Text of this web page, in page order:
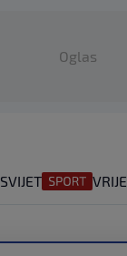
Oglas
SVIJET